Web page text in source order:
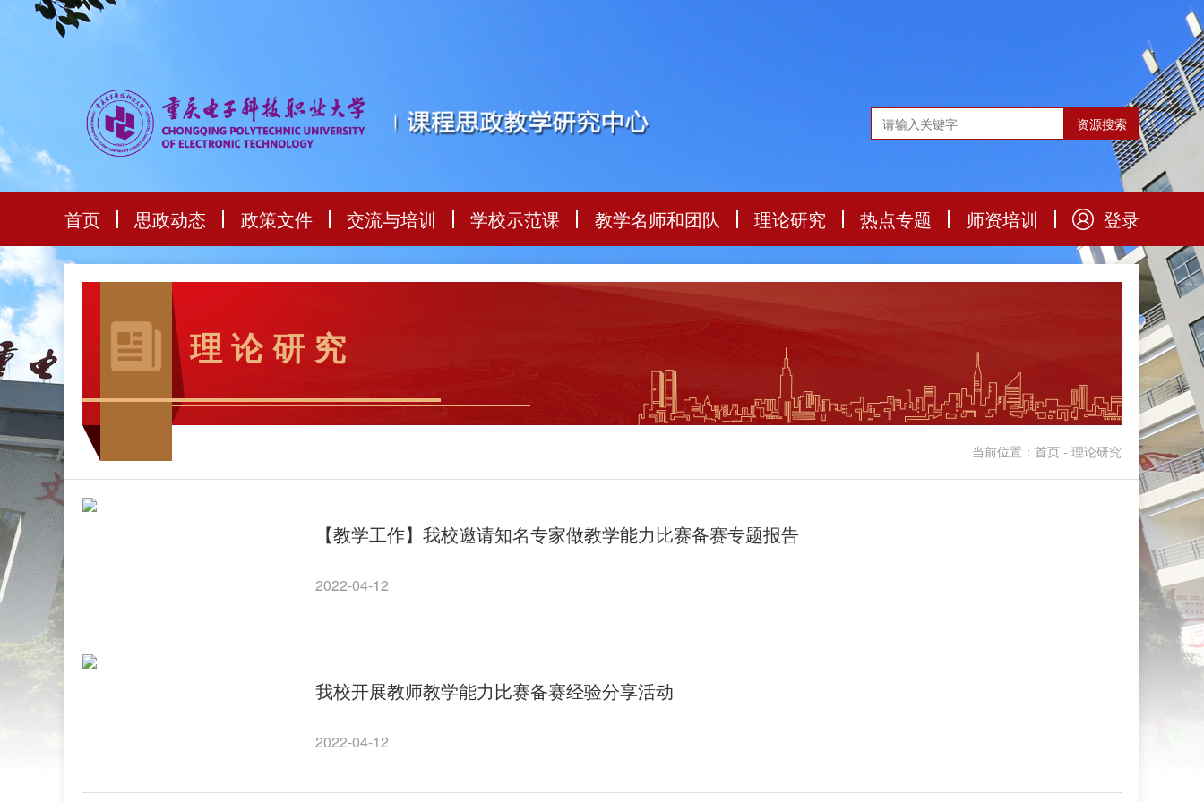
首页 思政动态 政策文件 交流与培训 学校示范课 教学名师和团队 理论研究 热点专题 师资培训 登录
理 论 研 究
当前位置：首页 - 理论研究
【教学工作】我校邀请知名专家做教学能力比赛备赛专题报告
2022-04-12
我校开展教师教学能力比赛备赛经验分享活动
2022-04-12